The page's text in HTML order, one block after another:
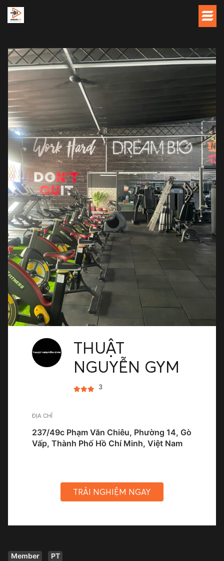
THUẬT
NGUYỄN GYM
3
ĐỊA CHỈ
237/49c Phạm Văn Chiêu, Phường 14, Gò
Vấp, Thành Phố Hồ Chí Minh, Việt Nam
TRẢI NGHIỆM NGAY
Member PT